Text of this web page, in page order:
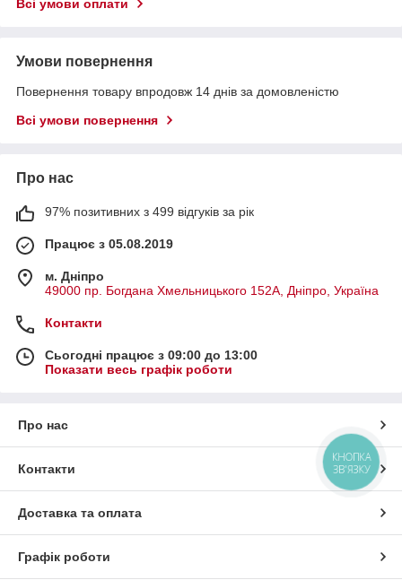
Всі умови оплати
Умови повернення
Повернення товару впродовж 14 днів за домовленістю
Всі умови повернення
Про нас
97% позитивних з 499 відгуків за рік
Працює з 05.08.2019
м. Дніпро
49000 пр. Богдана Хмельницького 152А, Дніпро, Україна
Контакти
Сьогодні працює з 09:00 до 13:00
Показати весь графік роботи
Про нас
Контакти
Доставка та оплата
Графік роботи
КНОПКА
ЗВ'ЯЗКУ